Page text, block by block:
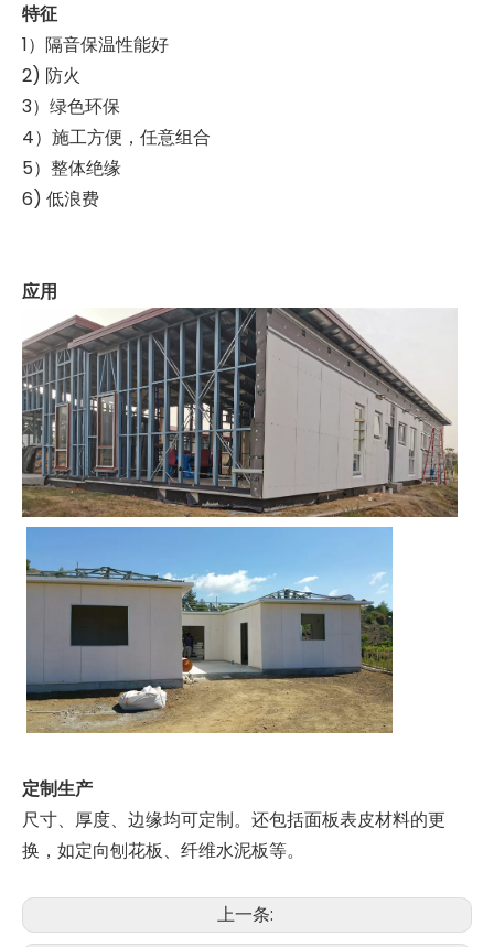
特征
1）隔音保温性能好
2) 防火
3）绿色环保
4）施工方便，任意组合
5）整体绝缘
6) 低浪费
应用
定制生产
尺寸、厚度、边缘均可定制。还包括面板表皮材料的更
换，如定向刨花板、纤维水泥板等。
上一条: